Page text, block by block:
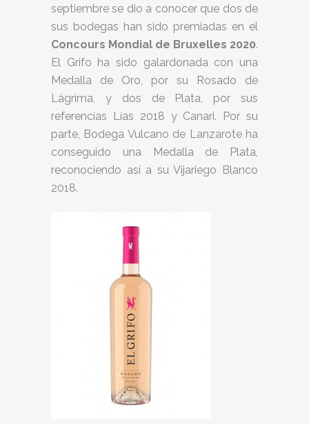
septiembre se dio a conocer que dos de
sus bodegas han sido premiadas en el
Concours Mondial de Bruxelles 2020.
El Grifo ha sido galardonada con una
Medalla de Oro, por su Rosado de
Lágrima, y dos de Plata, por sus
referencias Lías 2018 y Canari. Por su
parte, Bodega Vulcano de Lanzarote ha
conseguido una Medalla de Plata,
reconociendo así a su Vijariego Blanco
2018.